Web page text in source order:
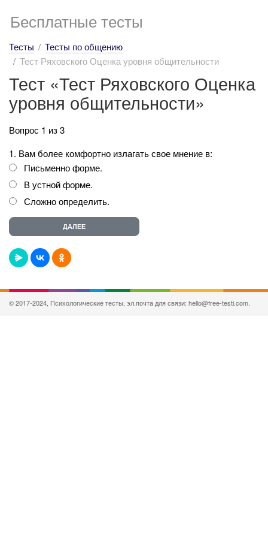
Бесплатные тесты
Тесты
Тесты по общению
Тест Ряховского Оценка уровня общительности
Тест «Тест Ряховского Оценка
уровня общительности»
Вопрос 1 из 3
1. Вам более комфортно излагать свое мнение в:
Письменно форме.
В устной форме.
Сложно определить.
© 2017-2024, Психологические тесты, эл.почта для связи: hello@free-testi.com.